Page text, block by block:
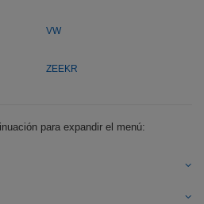
VW
ZEEKR
para expandir el menú: